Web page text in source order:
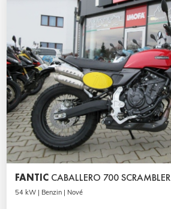
FANTIC CABALLERO 700 SCRAMBLER
54 kW | Benzin | Nové